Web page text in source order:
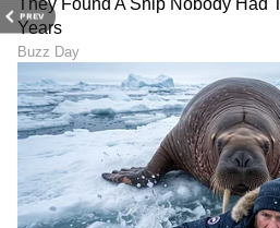
PREV ಮೂರು ವರ್ಷಗಳಿಂದ ಕೆಲಸ
ಡಿಜಿಟಲ್‌ ಮಾಧ್ಯಮದಲ್ಲಿ 5 ವರ್ಷ
SDM ಉಜಿರೆಯಲ್ಲಿ ಪತ್ರಿಕೋದ್ಯಮದ
ಸುದ್ದಿಲೋಕದಲ್ಲಿ ರಾಜಕೀಯ, ದೇಶ,
ವಾಣಿಜ್ಯ, ಕ್ರೈಂ ಸುದ್ದಿಗಳಲ್ಲಿ ಆಸಕ್ತಿ.
ಜ್ಯೋತಿಷ್ಯ ಸಂಬಂಧಗಳು
ಆರೋಗ್ಯ, ಸೌಂದರ್ಯ,
ಸಂಬಂಧ,ಫ್ಯಾಷನ್,ರೆಸಿಪಿ